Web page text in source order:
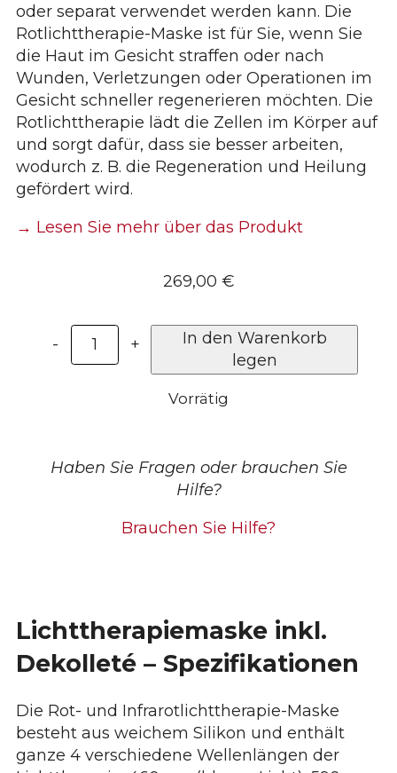
oder separat verwendet werden kann. Die
Rotlichttherapie-Maske ist für Sie, wenn Sie
die Haut im Gesicht straffen oder nach
Wunden, Verletzungen oder Operationen im
Gesicht schneller regenerieren möchten. Die
Rotlichttherapie lädt die Zellen im Körper auf
und sorgt dafür, dass sie besser arbeiten,
wodurch z. B. die Regeneration und Heilung
gefördert wird.
→ Lesen Sie mehr über das Produkt
269,00 €
-
Lichttherapiemaske
inkl.
Dekolleté-
Sense
+
In den Warenkorb
legen
Vorrätig
Haben Sie Fragen oder brauchen Sie
Hilfe?
Brauchen Sie Hilfe?
Lichttherapiemaske inkl.
Dekolleté – Spezifikationen
Die Rot- und Infrarotlichttherapie-Maske
besteht aus weichem Silikon und enthält
ganze 4 verschiedene Wellenlängen der